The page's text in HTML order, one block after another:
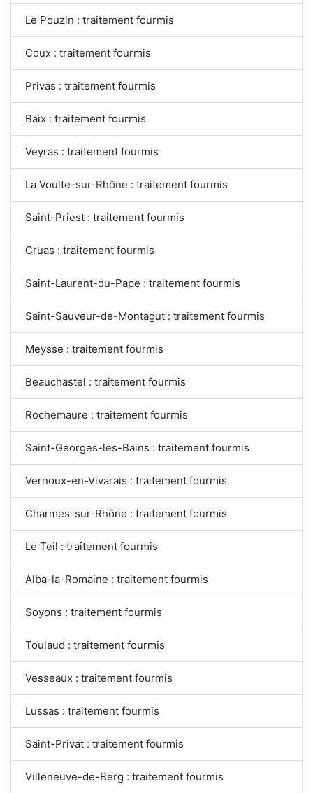
Le Pouzin : traitement fourmis
Coux : traitement fourmis
Privas : traitement fourmis
Baix : traitement fourmis
Veyras : traitement fourmis
La Voulte-sur-Rhône : traitement fourmis
Saint-Priest : traitement fourmis
Cruas : traitement fourmis
Saint-Laurent-du-Pape : traitement fourmis
Saint-Sauveur-de-Montagut : traitement fourmis
Meysse : traitement fourmis
Beauchastel : traitement fourmis
Rochemaure : traitement fourmis
Saint-Georges-les-Bains : traitement fourmis
Vernoux-en-Vivarais : traitement fourmis
Charmes-sur-Rhône : traitement fourmis
Le Teil : traitement fourmis
Alba-la-Romaine : traitement fourmis
Soyons : traitement fourmis
Toulaud : traitement fourmis
Vesseaux : traitement fourmis
Lussas : traitement fourmis
Saint-Privat : traitement fourmis
Villeneuve-de-Berg : traitement fourmis